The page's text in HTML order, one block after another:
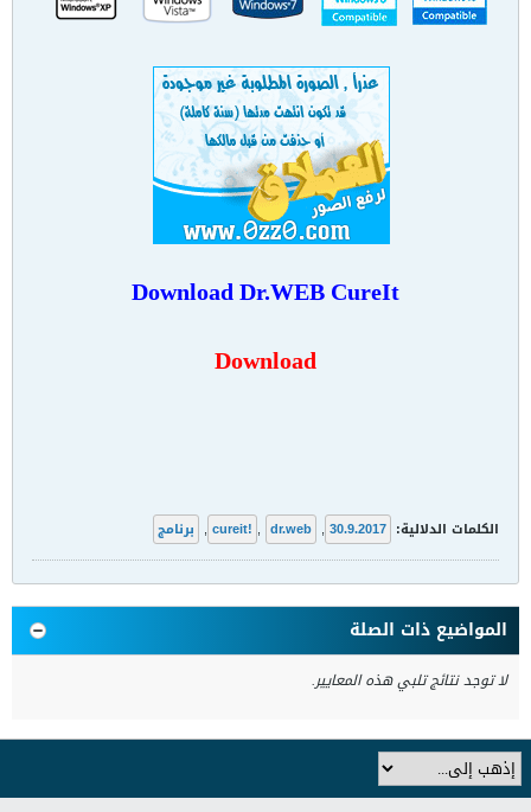
Download Dr.WEB CureIt
Download
الكلمات الدلالية: 30.9.2017
,
cureit! , dr.web
, برنامج
المواضيع ذات الصلة
لا توجد نتائج تلبي هذه المعايير.